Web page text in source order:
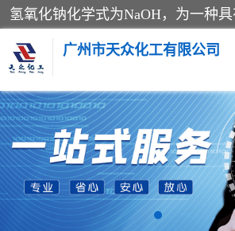
广州市天众化工有限公司
亚硝酸钠 氢氧化
纯碱 硫代
草酸 醋酸钠